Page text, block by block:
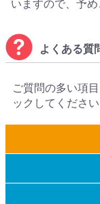
いますので、予め
よくある質
ご質問の多い項
ックしてください